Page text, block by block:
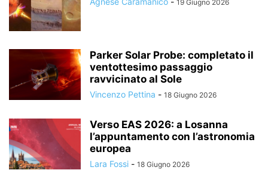
19 Giugno 2026
Parker Solar Probe: completato il
ventottesimo passaggio
ravvicinato al Sole
Vincenzo Pettina - 18 Giugno 2026
Verso EAS 2026: a Losanna
l’appuntamento con l’astronomia
europea
Lara Fossi - 18 Giugno 2026